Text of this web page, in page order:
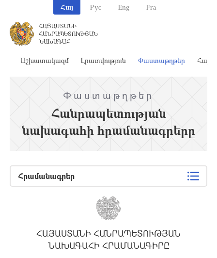
Հայ Рус Eng Fra
ՀԱՅԱՍՏԱՆԻ
ՀԱՆՐԱՊԵՏՈՒԹՅԱՆ
ՆԱԽԱԳԱՀ
Աշխատակազմ Լրատվություն Փաստաթղթեր
Փաստաթղթեր
Հանրապետության
նախագահի հրամանագրերը
Հրամանագրեր
ՀԱՅԱՍՏԱՆԻ ՀԱՆՐԱՊԵՏՈՒԹՅԱՆ
ՆԱԽԱԳԱՀԻ ՀՐԱՄԱՆԱԳԻՐԸ